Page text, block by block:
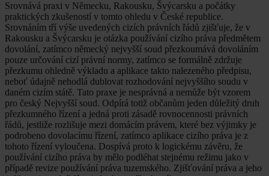
Srovnává praxi v Německu, Rakousku, Švýcarsku a počátky
praktických zkušeností v tomto ohledu v České republice.
Srovnáním tří výše uvedených cizích právních řádů zjišťuje, že v
Rakousku a Švýcarsku je otázka používání cizího práva předmětem
dovolání, zatímco německý nejvyšší soud přezkoumává dovoláním
pouze určování cizí právní normy, zatímco se formálně zdržuje
přezkumu ohledně výkladu a aplikace takto nalezeného předpisu,
neboť údajně nehodlá dublovat rozhodování nejvyššího soudu v
daném cizím státě. Tato praxe je nesprávná a nemůže být vzorem
pro český Nejvyšší soud. Odpírá totiž občanům jeden důležitý druh
přezkumného řízení a jedná proti zásadě rovnocennosti právních
řádů, jestliže rozlišuje mezi domácím právem, které bez výjimky je
podrobeno dovolacímu řízení, zatímco aplikace cizího práva je z
tohoto řízení vyloučena. Dospívá proto k logickému závěru, že
používání cizího práva by mělo podléhat stejnému režimu jako v
případě revize používání práva tuzemského. Zjišťování práva a jeho